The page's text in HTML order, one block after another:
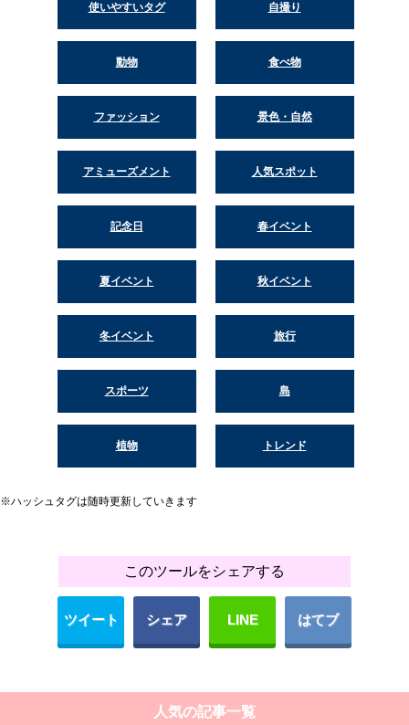
使いやすいタグ 自撮り
動物 食べ物
ファッション 景色・自然
アミューズメント 人気スポット
記念日 春イベント
夏イベント 秋イベント
冬イベント 旅行
スポーツ 島
植物 トレンド
※ハッシュタグは随時更新していきます
このツールをシェアする
ツイート シェア LINE はてブ
人気の記事一覧